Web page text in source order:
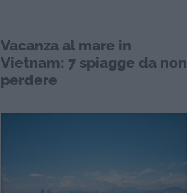
Vacanza al mare in
Vietnam: 7 spiagge da non
perdere